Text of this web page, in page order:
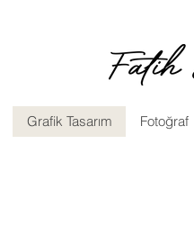
3D Modelleme
Grafik Tasarım Fotoğraf